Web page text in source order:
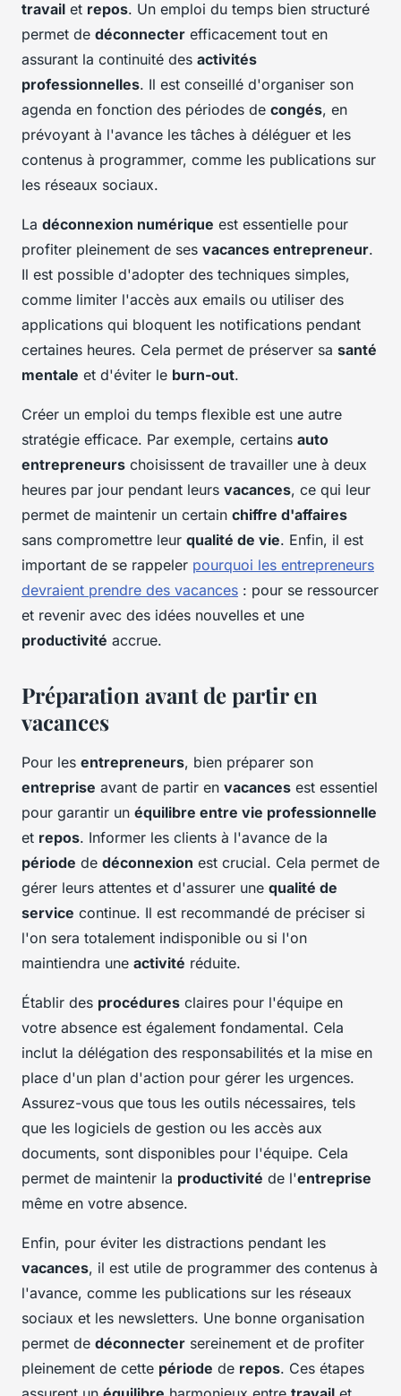
travail et repos. Un emploi du temps bien structuré
permet de déconnecter efficacement tout en
assurant la continuité des activités
professionnelles. Il est conseillé d'organiser son
agenda en fonction des périodes de congés, en
prévoyant à l'avance les tâches à déléguer et les
contenus à programmer, comme les publications sur
les réseaux sociaux.
La déconnexion numérique est essentielle pour
profiter pleinement de ses vacances entrepreneur.
Il est possible d'adopter des techniques simples,
comme limiter l'accès aux emails ou utiliser des
applications qui bloquent les notifications pendant
certaines heures. Cela permet de préserver sa santé
mentale et d'éviter le burn-out.
Créer un emploi du temps flexible est une autre
stratégie efficace. Par exemple, certains auto
entrepreneurs choisissent de travailler une à deux
heures par jour pendant leurs vacances, ce qui leur
permet de maintenir un certain chiffre d'affaires
sans compromettre leur qualité de vie. Enfin, il est
important de se rappeler pourquoi les entrepreneurs
devraient prendre des vacances : pour se ressourcer
et revenir avec des idées nouvelles et une
productivité accrue.
Préparation avant de partir en
vacances
Pour les entrepreneurs, bien préparer son
entreprise avant de partir en vacances est essentiel
pour garantir un équilibre entre vie professionnelle
et repos. Informer les clients à l'avance de la
période de déconnexion est crucial. Cela permet de
gérer leurs attentes et d'assurer une qualité de
service continue. Il est recommandé de préciser si
l'on sera totalement indisponible ou si l'on
maintiendra une activité réduite.
Établir des procédures claires pour l'équipe en
votre absence est également fondamental. Cela
inclut la délégation des responsabilités et la mise en
place d'un plan d'action pour gérer les urgences.
Assurez-vous que tous les outils nécessaires, tels
que les logiciels de gestion ou les accès aux
documents, sont disponibles pour l'équipe. Cela
permet de maintenir la productivité de l'entreprise
même en votre absence.
Enfin, pour éviter les distractions pendant les
vacances, il est utile de programmer des contenus à
l'avance, comme les publications sur les réseaux
sociaux et les newsletters. Une bonne organisation
permet de déconnecter sereinement et de profiter
pleinement de cette période de repos. Ces étapes